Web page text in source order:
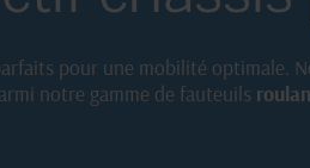
pour une mobilité optimale.
notre gamme de fauteuils